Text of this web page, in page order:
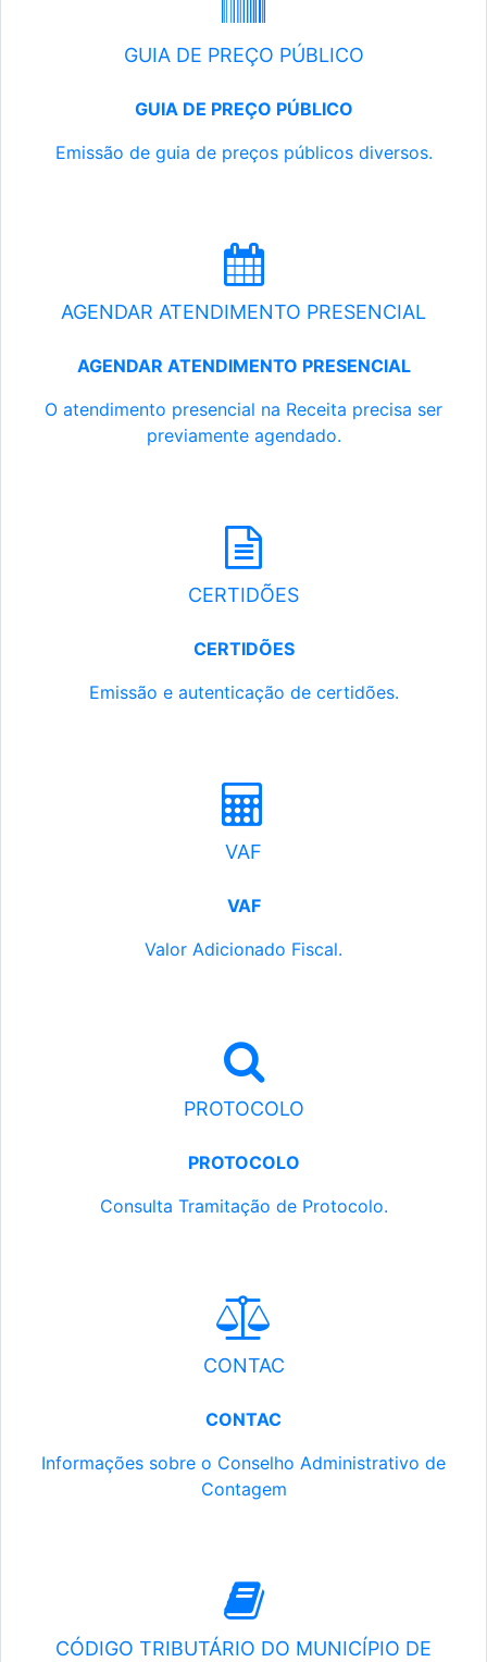
GUIA DE PREÇO PÚBLICO
GUIA DE PREÇO PÚBLICO
Emissão de guia de preços públicos diversos.
AGENDAR ATENDIMENTO PRESENCIAL
AGENDAR ATENDIMENTO PRESENCIAL
O atendimento presencial na Receita precisa ser
previamente agendado.
CERTIDÕES
CERTIDÕES
Emissão e autenticação de certidões.
VAF
VAF
Valor Adicionado Fiscal.
PROTOCOLO
PROTOCOLO
Consulta Tramitação de Protocolo.
CONTAC
CONTAC
Informações sobre o Conselho Administrativo de
Contagem
CÓDIGO TRIBUTÁRIO DO MUNICÍPIO DE